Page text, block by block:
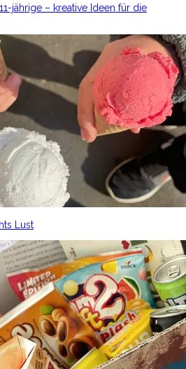
jährige – kreative Ideen für die
Lust